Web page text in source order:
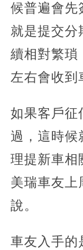
候普遍會先
就是提交分
續相對繁瑣
左右會收到
如果客戶征
過，這時候
理提新車相
美瑞車友上
說。
車友入手的